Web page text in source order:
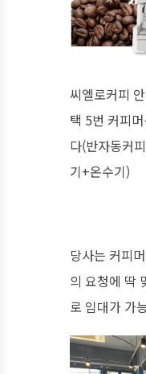
씨엘로커피
택 5번 커피
다(반자동커
기+온수기)
당사는 커피
의 요청에 딱
로 임대가 가